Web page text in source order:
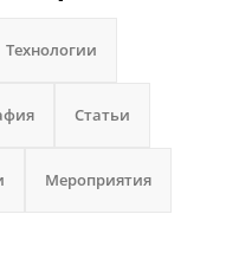
Технологии
Статьи
Мероприятия